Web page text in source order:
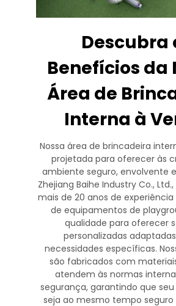
Descubra
Benefícios da
Área de
Interna à
Nossa área de brincadeira
projetada para oferecer às
ambiente seguro, envolvente
Zhejiang Baihe Industry Co.,
mais de 20 anos de
de equipamentos de
qualidade para oferecer
personalizadas
necessidades específicas.
são fabricados com
atendem às normas
segurança, garantindo que
seja ao mesmo tempo seguro